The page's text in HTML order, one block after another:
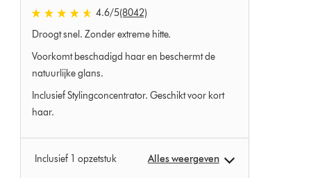
4.6 sterren van 5 van 8042 Ratings
4.6/5(8042)
Droogt snel. Zonder extreme hitte.
Voorkomt beschadigd haar en beschermt de
natuurlijke glans.
Inclusief Stylingconcentrator. Geschikt voor kort
haar.
Inclusief 1 opzetstuk Alles weergeven